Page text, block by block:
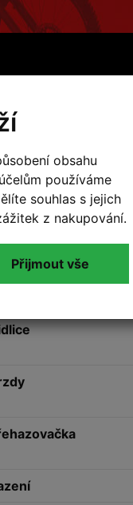
obsahu
používáme
souhlas s jejich
z nakupování.
Přijmout vše